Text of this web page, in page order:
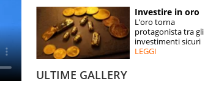
SPECIALI
ESPERTI
Investire in oro
L’oro torna
protagonista tra gli
investimenti sicuri
LEGGI
ULTIME GALLERY